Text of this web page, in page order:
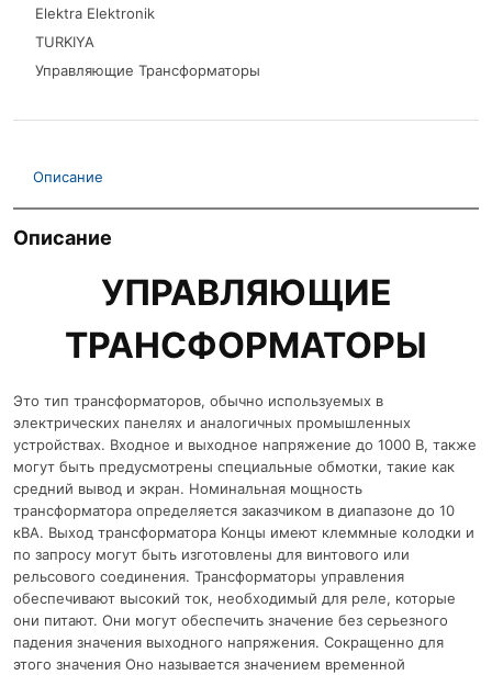
Elektra Elektronik
TURKIYA
Управляющие Трансформаторы
Описание
Описание
УПРАВЛЯЮЩИЕ
ТРАНСФОРМАТОРЫ
Это тип трансформаторов, обычно используемых в
электрических панелях и аналогичных промышленных
устройствах. Входное и выходное напряжение до 1000 В, также
могут быть предусмотрены специальные обмотки, такие как
средний вывод и экран. Номинальная мощность
трансформатора определяется заказчиком в диапазоне до 10
кВА. Выход трансформатора Концы имеют клеммные колодки и
по запросу могут быть изготовлены для винтового или
рельсового соединения. Трансформаторы управления
обеспечивают высокий ток, необходимый для реле, которые
они питают. Они могут обеспечить значение без серьезного
падения значения выходного напряжения. Сокращенно для
этого значения Оно называется значением временной